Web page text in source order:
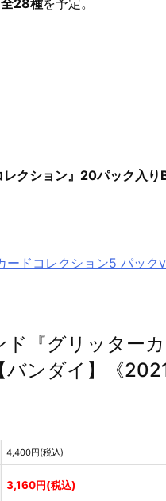
クション』20パック入り
ードコレクション5 パック
『グリッター
バンダイ】《
4,400円(税込)
3,160円(税込)